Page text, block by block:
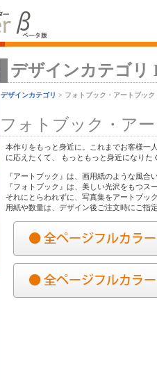
デザインカテゴリ
デザインカテゴリ > フォトブック・アートブック
フォトブック・ア
本作りをもっと身近に。これまでお客様一
に応えたくて、 もっともっと身近になり
『アートブック』は、画用紙のような風合
『フォトブック』は、美しい光沢をもつス
それにとらわれずに、写真集をアートブッ
用紙や数量は、デザイン後ご注文時にご指